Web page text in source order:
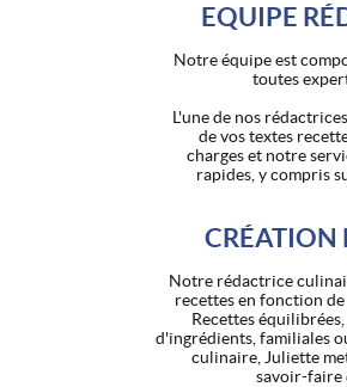
EQUIPE
Notre équipe est
toutes
L'une de nos
de vos textes
charges et notre
rapides, y compris
CRÉATION
Notre rédactrice
recettes en fonction
Recettes
d'ingrédients, familiales
culinaire, Juliette
savoir-faire